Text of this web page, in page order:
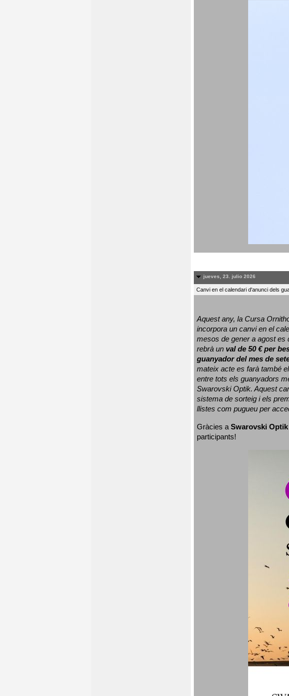
jueves, 23. julio 2026
Canvi en el calendari d'anunci dels
Aquest any, la Cursa
incorpora un canvi en el
mesos de gener a agost es
rebrà un val de 50 € per
guanyador del mes de
mateix acte es farà també
entre tots els guanyadors
Swarovski Optik. Aquest
sistema de sorteig i els
llistes com pugueu per
Gràcies a Swarovski Optik
participants!